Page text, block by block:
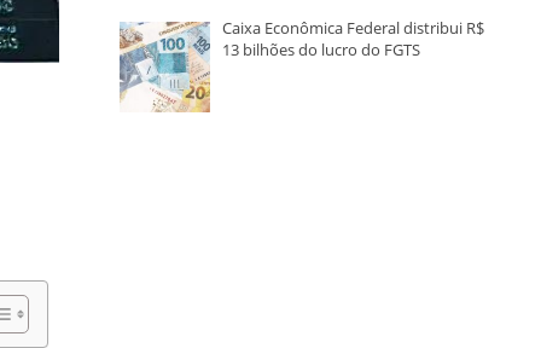
Caixa Econômica Federal distribui R$
13 bilhões do lucro do FGTS